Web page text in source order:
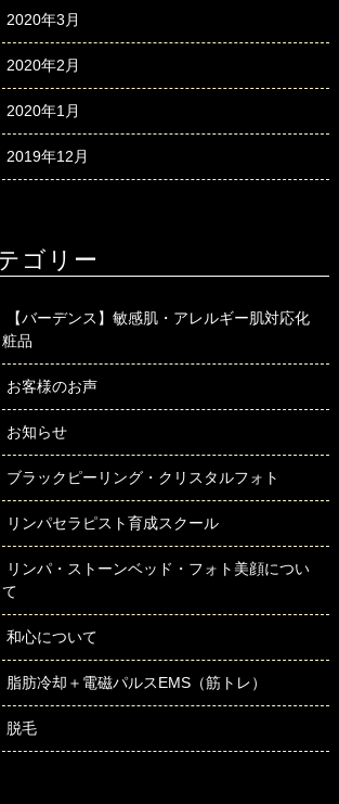
2020年3月
2020年2月
2020年1月
2019年12月
ゴリー
【バーデンス】敏感肌・アレルギー肌対応化
粧品
お客様のお声
お知らせ
ブラックピーリング・クリスタルフォト
リンパセラピスト育成スクール
リンパ・ストーンベッド・フォト美顔につい
て
和心について
脂肪冷却＋電磁パルスEMS（筋トレ）
脱毛